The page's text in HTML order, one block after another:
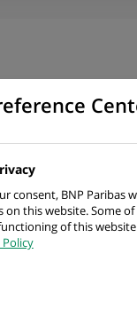
consent, BNP Paribas
on this website. Some
of this